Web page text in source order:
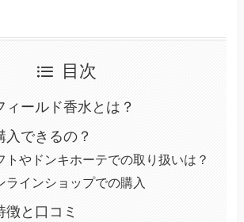
目次
ィールド香水とは？
入できるの？
トやドンキホーテでの取り扱いは？
ラインショップでの購入
と口コミ